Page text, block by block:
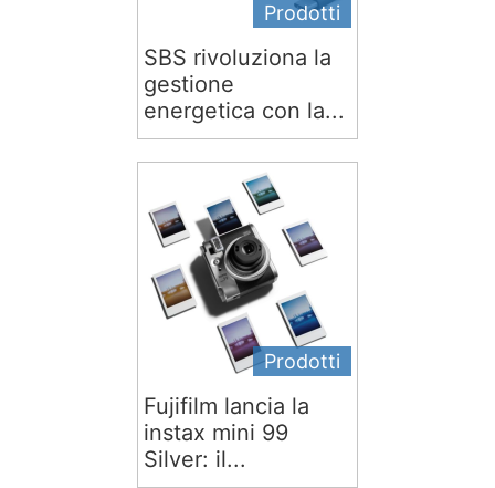
Prodotti
SBS rivoluziona la
gestione
energetica con la...
Prodotti
Fujifilm lancia la
instax mini 99
Silver: il...